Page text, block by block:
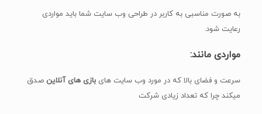
به صورت مناسبی به کاربر در طراحی وب سایت شما باید مواردی
رعایت شود.
مواردی مانند:
سرعت و فضای بالا که در مورد وب سایت های بازی های آنلاین صدق
میکند چرا که تعداد زیادی شرکت